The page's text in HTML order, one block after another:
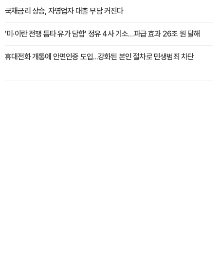
국채금리 상승, 자영업자 대출 부담 커진다
'미·이란 전쟁 틈타 유가 담합' 정유 4사 기소…파급 효과 26조 원 달해
휴대전화 개통에 안면인증 도입...강화된 본인 절차로 민생범죄 차단